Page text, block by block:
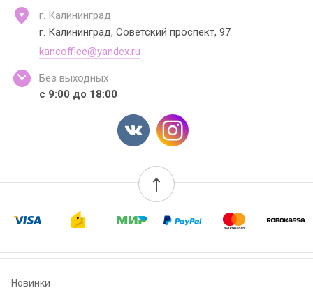
г. Калининград
г. Калининград, Советский проспект, 97
kancoffice@yandex.ru
Без выходных
с 9:00 до 18:00
Новинки